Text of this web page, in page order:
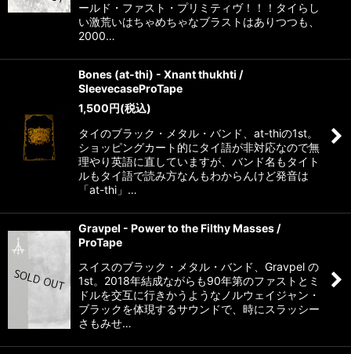
ールド・ファスト・プリミティヴ！！！タイらし
い激荒いはちゃめちゃなブラストはありつつも、
2000…
Bones (at-thi) - Xnant thukhti /
SleevecaseProTape
1,500円(税込)
タイのブラック・メタル・バンド、at-thiの1st。
ショッピングカート的にタイ語が非対応なので無
理やり英語に直していますが、バンド名もタイト
ルもタイ語で読み方なんもわからんけど発音は
「at-thi」…
Gravpel - Power to the Filthy Masses /
ProTape
スイスのブラック・メタル・バンド、Gravpel の
1st。2018年結成ながらも90年第のファストとミ
ドルを交互に行きかうようなノルウェイジャン・
ブラックを体現するサウンドで、時にスラッシー
さもみせ…